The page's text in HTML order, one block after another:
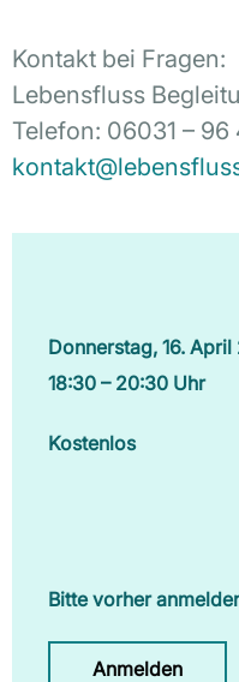
Kontakt bei Fragen:
Lebensfluss
Telefon: 06031 – 96
Donnerstag, 16.
18:30 – 20:30 Uhr
Kostenlos
Bitte vorher
Anmelden